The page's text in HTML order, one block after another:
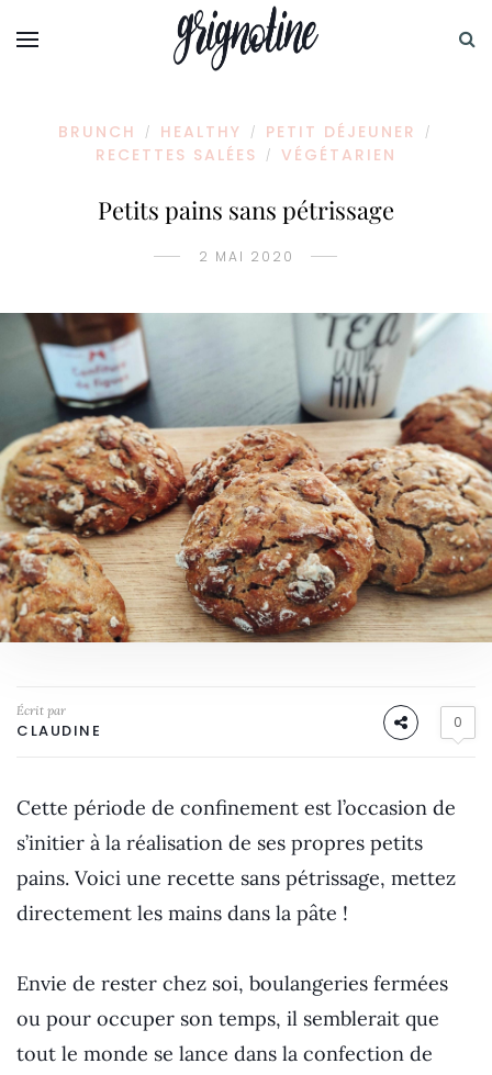
BRUNCH / HEALTHY / PETIT DÉJEUNER /
RECETTES SALÉES / VÉGÉTARIEN
Petits pains sans pétrissage
2 MAI 2020
Écrit par
CLAUDINE 0
Cette période de confinement est l’occasion de
s’initier à la réalisation de ses propres petits
pains. Voici une recette sans pétrissage, mettez
directement les mains dans la pâte !
Envie de rester chez soi, boulangeries fermées
ou pour occuper son temps, il semblerait que
tout le monde se lance dans la confection de